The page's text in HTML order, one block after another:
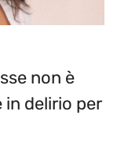
non è
delirio per